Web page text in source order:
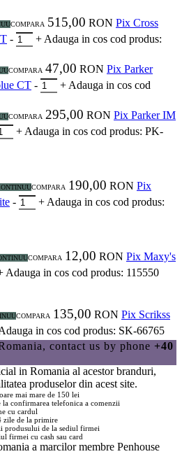
COMPARA 515,00 RON Pix Cross
- + Adauga in cos cod produs:
COMPARA 47,00 RON Pix Parker
CT - + Adauga in cos cod
COMPARA 295,00 RON Pix Parker IM
+ Adauga in cos cod produs: PK-
COMPARA 190,00 RON Pix
- + Adauga in cos cod produs:
COMPARA 12,00 RON Pix Maxy's
Adauga in cos cod produs: 115550
COMPARA 135,00 RON Pix Scrikss
in cos cod produs: SK-66765
contact us by phone +40
in Romania al acestor branduri,
produselor din acest site.
mai mare de 150 lei
confirmarea telefonica a comenzii
cu cardul
zile de la primire
produsului de la sediul firmei
firmei cu cash sau card
a marcilor membre Penhouse